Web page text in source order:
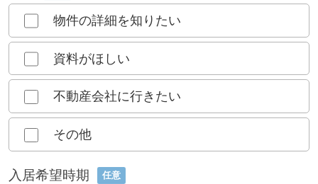
物件の詳細を知りたい
資料がほしい
不動産会社に行きたい
その他
入居希望時期 任意